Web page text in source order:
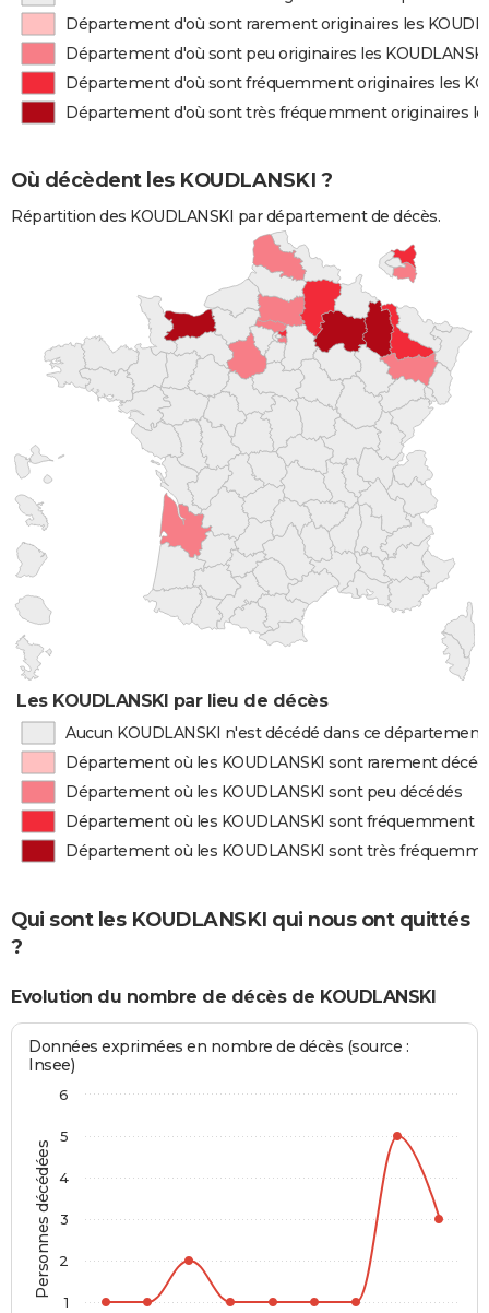
Département d'où sont rarement originaires les
Département d'où sont peu originaires les KOUDLANSKI
Département d'où sont fréquemment originaires les
Département d'où sont très fréquemment originaires
Où décèdent les KOUDLANSKI ?
Répartition des KOUDLANSKI par département de décès.
Les KOUDLANSKI par lieu de décès
Aucun KOUDLANSKI n'est décédé dans ce département
Département où les KOUDLANSKI sont rarement
Département où les KOUDLANSKI sont peu décédés
Département où les KOUDLANSKI sont fréquemment
Département où les KOUDLANSKI sont très
Qui sont les KOUDLANSKI qui nous ont quittés
?
Evolution du nombre de décès de KOUDLANSKI
Personnes décédées
Données exprimées en nombre de décès (source :
Insee)
1
2
3
4
5
6